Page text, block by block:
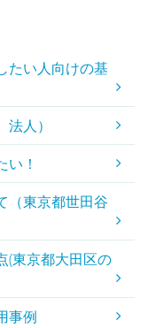
たい人向けの基
人）
！
（東京都世田谷
(東京都大田区の
事例